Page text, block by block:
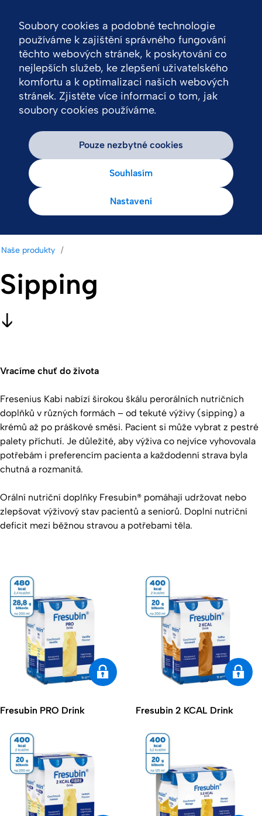
Naše produkty
Sipping
Vracíme chuť do života
Fresenius Kabi nabízí širokou škálu perorálních nutričních
doplňků v různých formách – od tekuté výživy (sipping) a
krémů až po práškové směsi. Pacient si může vybrat z pestré
palety příchutí. Je důležité, aby výživa co nejvíce vyhovovala
potřebám i preferencím pacienta a každodenní strava byla
chutná a rozmanitá.
Orální nutriční doplňky Fresubin® pomáhají udržovat nebo
zlepšovat výživový stav pacientů a seniorů. Doplní nutriční
deficit mezi běžnou stravou a potřebami těla.
Fresubin PRO Drink Fresubin 2 KCAL Drink
Soubory cookies a podobné technologie
používáme k zajištění správného fungování
těchto webových stránek, k poskytování co
nejlepších služeb, ke zlepšení uživatelského
komfortu a k optimalizaci našich webových
stránek. Zjistěte více informací o tom, jak
soubory cookies používáme.
Pouze nezbytné cookies
Souhlasím
Nastavení